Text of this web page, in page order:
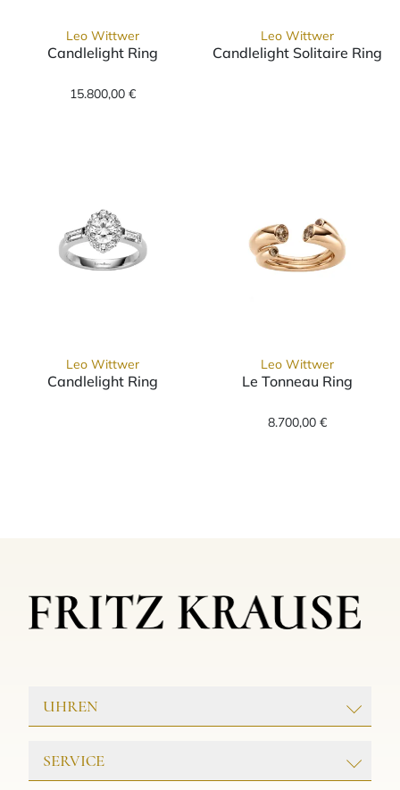
Leo Wittwer
Candlelight Ring
15.800,00 €
Leo Wittwer
Candlelight Solitaire Ring
Leo Wittwer
Candlelight Ring
Leo Wittwer
Le Tonneau Ring
8.700,00 €
UHREN
SERVICE